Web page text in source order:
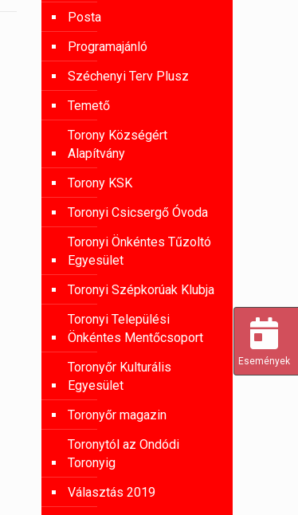
Posta
Programajánló
Széchenyi Terv Plusz
Temető
Torony Községért
Alapítvány
Torony KSK
Toronyi Csicsergő Óvoda
Toronyi Önkéntes Tűzoltó
Egyesület
Toronyi Szépkorúak Klubja
Toronyi Települési
Önkéntes Mentőcsoport
Toronyőr Kulturális
Egyesület
Toronyőr magazin
Toronytól az Ondódi
Toronyig
Választás 2019
Események